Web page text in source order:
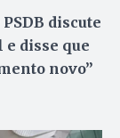
discute
disse que
novo”